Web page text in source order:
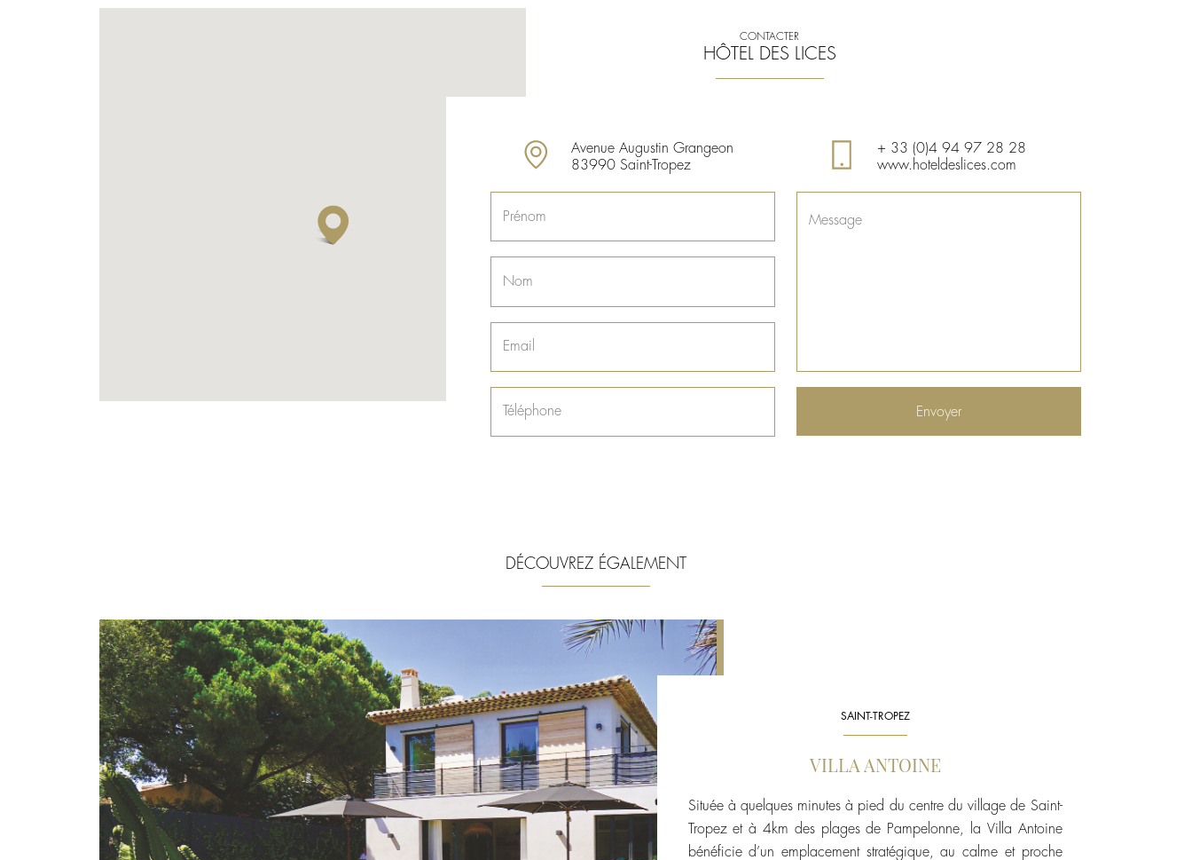
CONTACTER
HÔTEL DES LICES
Avenue Augustin Grangeon
83990 Saint-Tropez
+ 33 (0)4 94 97 28 28
www.hoteldeslices.com
DÉCOUVREZ ÉGALEMENT
SAINT-TROPEZ
VILLA ANTOINE
Située à quelques minutes à pied du centre du village de Saint-
Tropez et à 4km des plages de Pampelonne, la Villa Antoine
bénéficie d’un emplacement stratégique, au calme et proche